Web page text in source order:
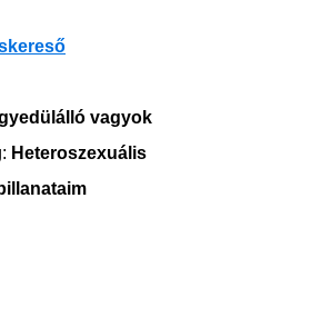
vagyok
Heteroszexuális